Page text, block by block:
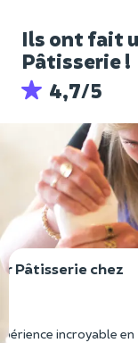
Ils ont fait
Pâtisserie !
4,7/5
Pâtisserie chez
incroyable en